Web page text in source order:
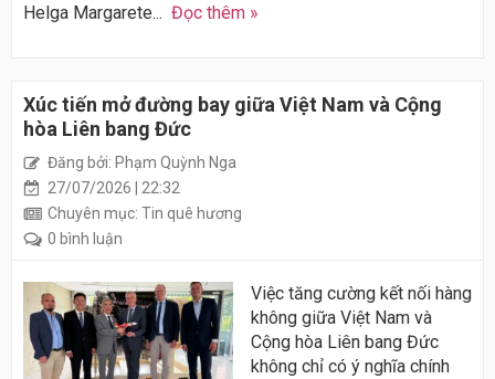
Helga Margarete... Đọc thêm »
Xúc tiến mở đường bay giữa Việt Nam và Cộng
hòa Liên bang Đức
Đăng bởi: Phạm Quỳnh Nga
27/07/2026 | 22:32
Chuyên mục: Tin quê hương
0 bình luận
Việc tăng cường kết nối hàng
không giữa Việt Nam và
Cộng hòa Liên bang Đức
không chỉ có ý nghĩa chính